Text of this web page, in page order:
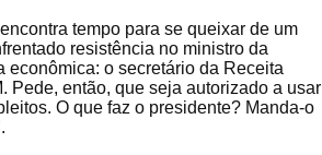
tempo para se queixar de um
resistência no ministro da
econômica: o secretário da Receita
Pede, então, que seja autorizado a usar
O que faz o presidente? Manda-o